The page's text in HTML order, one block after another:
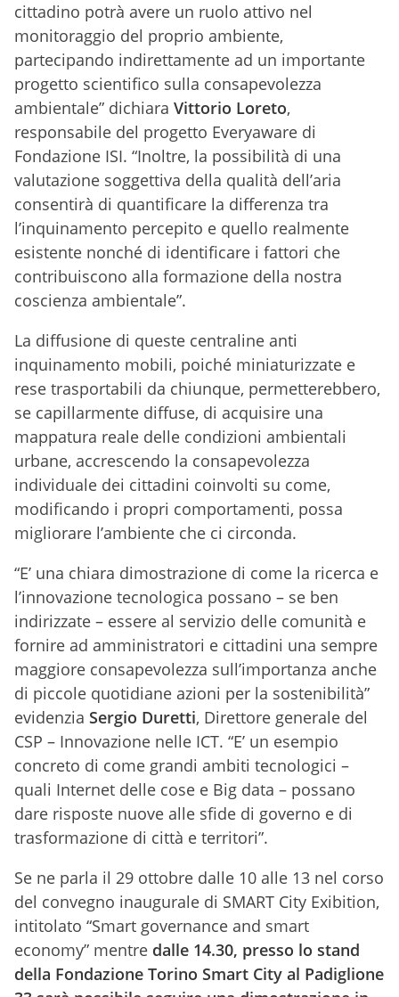
cittadino potrà avere un ruolo attivo nel
monitoraggio del proprio ambiente,
partecipando indirettamente ad un importante
progetto scientifico sulla consapevolezza
ambientale” dichiara Vittorio Loreto,
responsabile del progetto Everyaware di
Fondazione ISI. “Inoltre, la possibilità di una
valutazione soggettiva della qualità dell’aria
consentirà di quantificare la differenza tra
l’inquinamento percepito e quello realmente
esistente nonché di identificare i fattori che
contribuiscono alla formazione della nostra
coscienza ambientale”.
La diffusione di queste centraline anti
inquinamento mobili, poiché miniaturizzate e
rese trasportabili da chiunque, permetterebbero,
se capillarmente diffuse, di acquisire una
mappatura reale delle condizioni ambientali
urbane, accrescendo la consapevolezza
individuale dei cittadini coinvolti su come,
modificando i propri comportamenti, possa
migliorare l’ambiente che ci circonda.
“E’ una chiara dimostrazione di come la ricerca e
l’innovazione tecnologica possano – se ben
indirizzate – essere al servizio delle comunità e
fornire ad amministratori e cittadini una sempre
maggiore consapevolezza sull’importanza anche
di piccole quotidiane azioni per la sostenibilità”
evidenzia Sergio Duretti, Direttore generale del
CSP – Innovazione nelle ICT. “E’ un esempio
concreto di come grandi ambiti tecnologici –
quali Internet delle cose e Big data – possano
dare risposte nuove alle sfide di governo e di
trasformazione di città e territori”.
Se ne parla il 29 ottobre dalle 10 alle 13 nel corso
del convegno inaugurale di SMART City Exibition,
intitolato “Smart governance and smart
economy” mentre dalle 14.30, presso lo stand
della Fondazione Torino Smart City al Padiglione